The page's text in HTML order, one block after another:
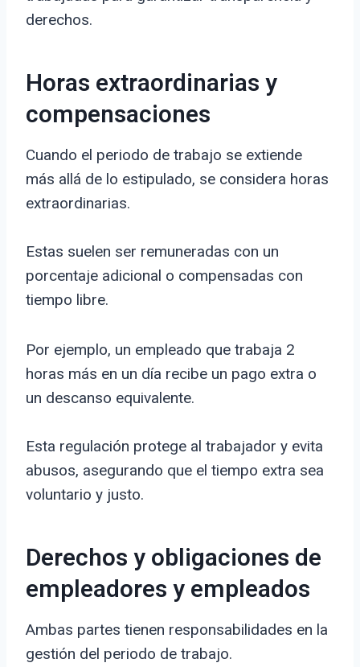
derechos.
Horas extraordinarias y
compensaciones
Cuando el periodo de trabajo se extiende
más allá de lo estipulado, se considera horas
extraordinarias.
Estas suelen ser remuneradas con un
porcentaje adicional o compensadas con
tiempo libre.
Por ejemplo, un empleado que trabaja 2
horas más en un día recibe un pago extra o
un descanso equivalente.
Esta regulación protege al trabajador y evita
abusos, asegurando que el tiempo extra sea
voluntario y justo.
Derechos y obligaciones de
empleadores y empleados
Ambas partes tienen responsabilidades en la
gestión del periodo de trabajo.